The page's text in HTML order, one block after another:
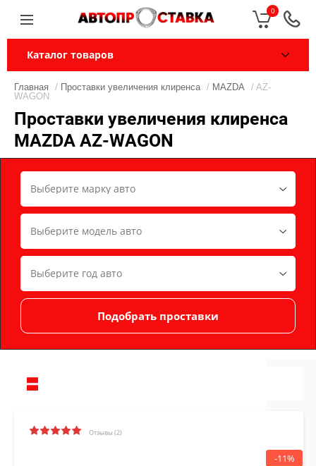
0
Каталог товаров
Главная / Проставки увеличения клиренса / MAZDA / AZ-
WAGON
Проставки увеличения клиренса
MAZDA AZ-WAGON
Отзывы (2)
-11%